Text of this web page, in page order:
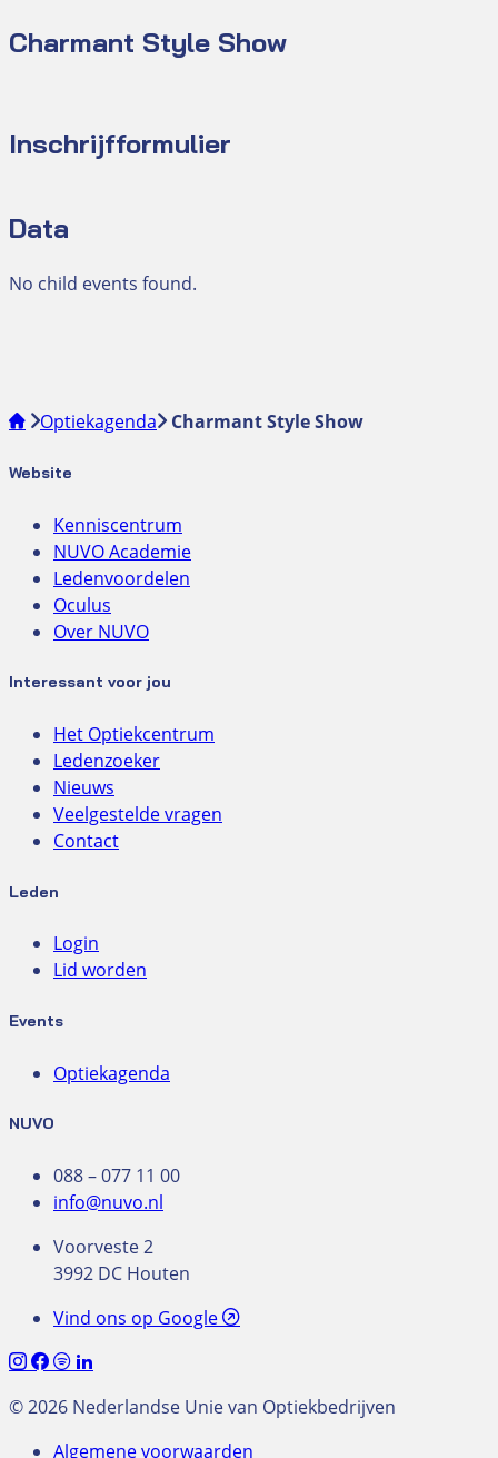
Charmant Style Show
Inschrijfformulier
Data
No child events found.
Optiekagenda Charmant Style Show
Website
Kenniscentrum
NUVO Academie
Ledenvoordelen
Oculus
Over NUVO
Interessant voor jou
Het Optiekcentrum
Ledenzoeker
Nieuws
Veelgestelde vragen
Contact
Leden
Login
Lid worden
Events
Optiekagenda
NUVO
088 – 077 11 00
info@nuvo.nl
Voorveste 2
3992 DC Houten
Vind ons op Google
© 2026 Nederlandse Unie van Optiekbedrijven
Algemene voorwaarden